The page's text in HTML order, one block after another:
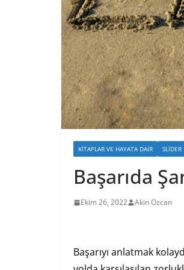
KITAPLAR VE HAYATA DAIR SLIDER
Başarıda
Ekim 26, 2022 Akin Ozcan
Başarıyı anlatmak